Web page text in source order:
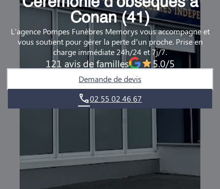
DEMANDE DE RENDEZ-VOUS EN AGENCE
QUI SOMMES-NOUS ?
NOUS REJOINDRE
Conan (41)
L'agence Pompes Funèbres Memorys vous accompagne et
vous soutient pour gérer la perte d’un proche. Prise en
charge immédiate 24h/24 et 7j/7.
121 avis de familles 5.0/5
Demande de devis
02 55 02 46 67